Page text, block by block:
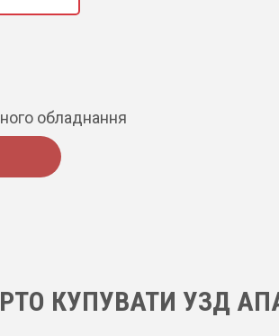
обладнання
КУПУВАТИ УЗД